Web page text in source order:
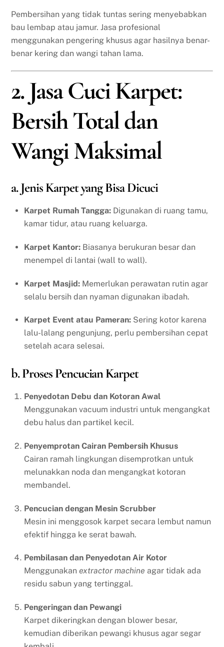
Pembersihan yang tidak tuntas sering menyebabkan
bau lembap atau jamur. Jasa profesional
menggunakan pengering khusus agar hasilnya benar-
benar kering dan wangi tahan lama.
2. Jasa Cuci Karpet:
Bersih Total dan
Wangi Maksimal
a. Jenis Karpet yang Bisa Dicuci
Karpet Rumah Tangga: Digunakan di ruang tamu,
kamar tidur, atau ruang keluarga.
Karpet Kantor: Biasanya berukuran besar dan
menempel di lantai (wall to wall).
Karpet Masjid: Memerlukan perawatan rutin agar
selalu bersih dan nyaman digunakan ibadah.
Karpet Event atau Pameran: Sering kotor karena
lalu-lalang pengunjung, perlu pembersihan cepat
setelah acara selesai.
b. Proses Pencucian Karpet
Penyedotan Debu dan Kotoran Awal
Menggunakan vacuum industri untuk mengangkat
debu halus dan partikel kecil.
Penyemprotan Cairan Pembersih Khusus
Cairan ramah lingkungan disemprotkan untuk
melunakkan noda dan mengangkat kotoran
membandel.
Pencucian dengan Mesin Scrubber
Mesin ini menggosok karpet secara lembut namun
efektif hingga ke serat bawah.
Pembilasan dan Penyedotan Air Kotor
Menggunakan extractor machine agar tidak ada
residu sabun yang tertinggal.
Pengeringan dan Pewangi
Karpet dikeringkan dengan blower besar,
kemudian diberikan pewangi khusus agar segar